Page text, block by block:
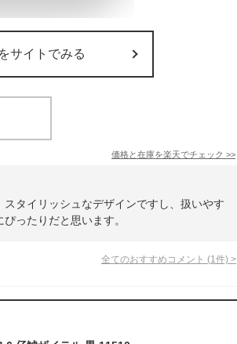
サイトでみる
価格と在庫を楽天でチェック >>
タイリッシュなデザインですし、扱いやす
ったりだと思います。
全てのおすすめコメント (1 件) >